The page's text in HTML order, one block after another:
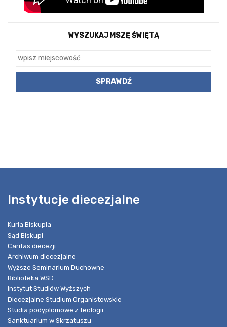
WYSZUKAJ MSZĘ ŚWIĘTĄ
Instytucje diecezjalne
Kuria Biskupia
Sąd Biskupi
Caritas diecezji
Archiwum diecezjalne
Wyższe Seminarium Duchowne
Biblioteka WSD
Instytut Studiów Wyższych
Diecezjalne Studium Organistowskie
Studia podyplomowe z teologii
Sanktuarium w Skrzatuszu